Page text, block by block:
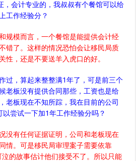
，会计专业的，我叔叔有个餐馆可以给
工作经验分？
规模而言，一个餐馆是能提供会计经
错了。这样的情况恐怕会让移民局质
性，还是不要送羊入虎口的好。
过，算起来整整满1年了，可是前三个
老板没有提供合同那些，工资也是给
老板现在不知所踪，我在目前的公司
尝试一下加1年工作经验分吗？
没有任何证据证明，公司和老板现在
情。可是移民局审理案子需要依靠
泣的故事估计他们接受不了。所以只能